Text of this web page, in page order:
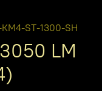
КМ4-ST-1300-SH
LM